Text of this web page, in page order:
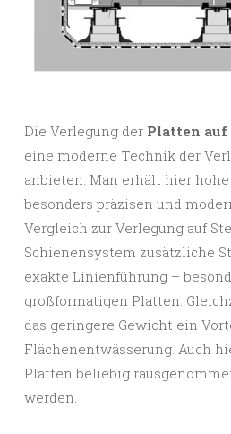
Die Verlegung der Platten auf
eine moderne Technik der
anbieten. Man erhält hier
besonders präzisen und
Vergleich zur Verlegung auf
Schienensystem zusätzliche
exakte Linienführung –
großformatigen Platten.
das geringere Gewicht ein
Flächenentwässerung. Auch
Platten beliebig
werden.